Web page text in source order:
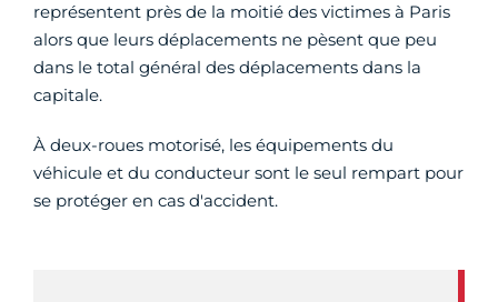
représentent près de la moitié des victimes à Paris
alors que leurs déplacements ne pèsent que peu
dans le total général des déplacements dans la
capitale.
À deux-roues motorisé, les équipements du
véhicule et du conducteur sont le seul rempart pour
se protéger en cas d'accident.